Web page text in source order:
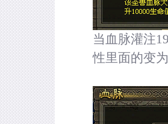
当血脉灌注
性里面的变